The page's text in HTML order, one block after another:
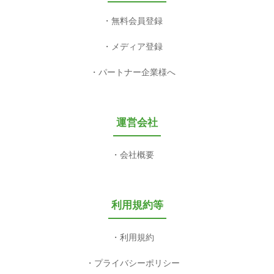
無料会員登録
メディア登録
パートナー企業様へ
運営会社
会社概要
利用規約等
利用規約
プライバシーポリシー